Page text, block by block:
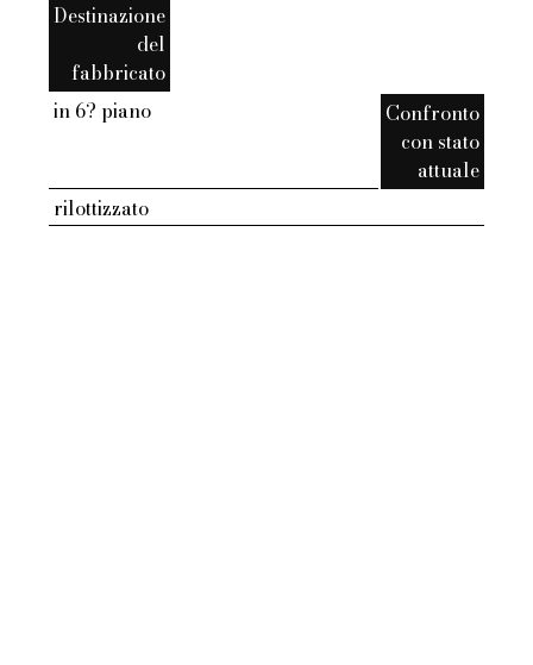
Destinazione
del
fabbricato
in 6? piano
Confronto
con stato
attuale
rilottizzato